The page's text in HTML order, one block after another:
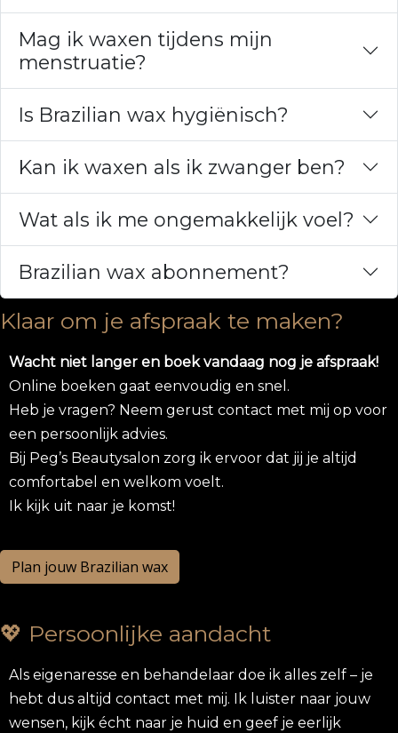
Mag ik waxen tijdens mijn
menstruatie?
Is Brazilian wax hygiënisch?
Kan ik waxen als ik zwanger ben?
Wat als ik me ongemakkelijk voel?
Brazilian wax abonnement?
Klaar om je afspraak te maken?
Wacht niet langer en boek vandaag nog je afspraak!
Online boeken gaat eenvoudig en snel.
Heb je vragen? Neem gerust contact met mij op voor
een persoonlijk advies.
Bij Peg’s Beautysalon zorg ik ervoor dat jij je altijd
comfortabel en welkom voelt.
Ik kijk uit naar je komst!
Plan jouw Brazilian wax
💖 Persoonlijke aandacht
Als eigenaresse en behandelaar doe ik alles zelf – je
hebt dus altijd contact met mij. Ik luister naar jouw
wensen, kijk écht naar je huid en geef je eerlijk